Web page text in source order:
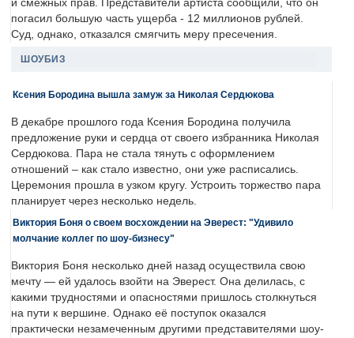
и смежных прав. Представители артиста сообщили, что он
погасил большую часть ущерба - 12 миллионов рублей.
Суд, однако, отказался смягчить меру пресечения.
ШОУБИЗ
Ксения Бородина вышла замуж за Николая Сердюкова
В декабре прошлого года Ксения Бородина получила
предложение руки и сердца от своего избранника Николая
Сердюкова. Пара не стала тянуть с оформлением
отношений – как стало известно, они уже расписались.
Церемония прошла в узком кругу. Устроить торжество пара
планирует через несколько недель.
Виктория Боня о своем восхождении на Эверест: "Удивило
молчание коллег по шоу-бизнесу"
Виктория Боня несколько дней назад осуществила свою
мечту — ей удалось взойти на Эверест. Она делилась, с
какими трудностями и опасностями пришлось столкнуться
на пути к вершине. Однако её поступок оказался
практически незамеченным другими представителями шоу-